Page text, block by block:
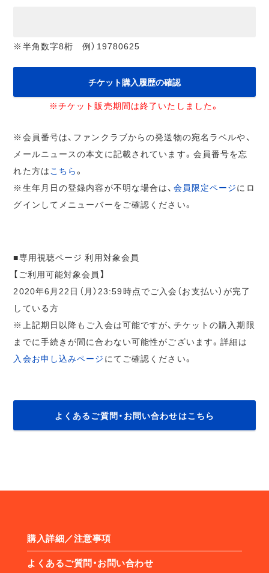
※半角数字8桁 例）19780625
チケット購入履歴の確認
※チケット販売期間は終了いたしました。
※会員番号は、ファンクラブからの発送物の宛名ラベルや、
メールニュースの本文に記載されています。会員番号を忘
れた方は こちら。
※生年月日の登録内容が不明な場合は、 会員限定ページにロ
グインしてメニューバーをご確認ください。
■専用視聴ページ 利用対象会員
【ご利用可能対象会員】
2020年6月22日（月）23:59時点でご入会（お支払い）が完了
している方
※上記期日以降もご入会は可能ですが、チケットの購入期限
までに手続きが間に合わない可能性がございます。詳細は
入会お申し込みページ にてご確認ください。
よくあるご質問・お問い合わせはこちら
購入詳細／注意事項
よくあるご質問・お問い合わせ